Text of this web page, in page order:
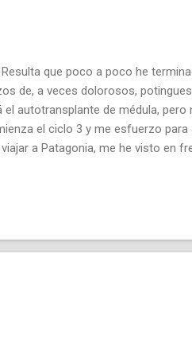
que poco a poco he
de, a veces dolorosos,
autotransplante de médula,
el ciclo 3 y me esfuerzo para
a Patagonia, me he visto en
se enganchan durante un rato y
semana querido lector, a ver si